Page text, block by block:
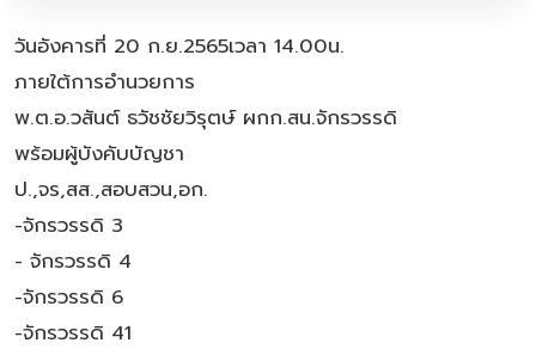
วันอังคารที่ 20 ก.ย.2565เวลา 14.00น.
ภายใต้การอำนวยการ
พ.ต.อ.วสันต์ ธวัชชัยวิรุตษ์ ผกก.สน.จักรวรรดิ
พร้อมผู้บังคับบัญชา
ป.,จร,สส.,สอบสวน,อก.
-จักรวรรดิ 3
- จักรวรรดิ 4
-จักรวรรดิ 6
-จักรวรรดิ 41